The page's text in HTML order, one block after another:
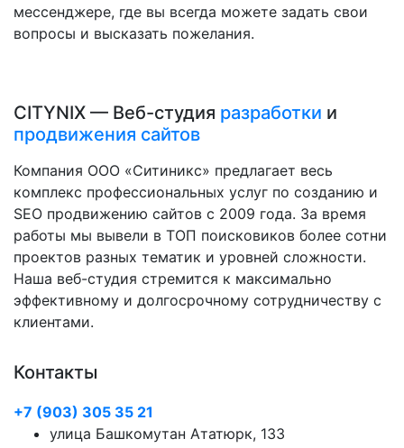
мессенджере, где вы всегда можете задать свои
вопросы и высказать пожелания.
CITYNIX — Веб-студия разработки и
продвижения сайтов
Компания ООО «Ситиникс» предлагает весь
комплекс профессиональных услуг по созданию и
SEO продвижению сайтов с 2009 года. За время
работы мы вывели в ТОП поисковиков более сотни
проектов разных тематик и уровней сложности.
Наша веб-студия стремится к максимально
эффективному и долгосрочному сотрудничеству с
клиентами.
Контакты
+7 (903) 305 35 21
улица Башкомутан Ататюрк, 133